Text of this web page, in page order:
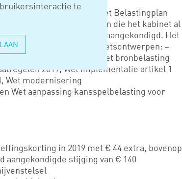
te
kabinet-Rutte III het pakket Belastingplan
met name uit plannen die het kabinet al
in de toekomst’ heeft aangekondigd. Het
zevental afzonderlijke wetsontwerpen: –
maatregelen 2019, Wet bronbelasting
2019, Wet implementatie artikel 1
Wet modernisering
Wet aanpassing kansspelbelasting voor
in 2019 met € 44 extra, bovenop
aangekondigde stijging van € 140